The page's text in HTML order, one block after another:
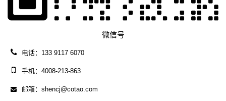
微信号
电话：133 9117 6070
手机：4008-213-863
邮箱：shencj@cotao.com